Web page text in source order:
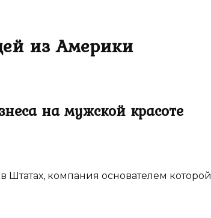
из Америки
на мужской красоте
компания основателем которой